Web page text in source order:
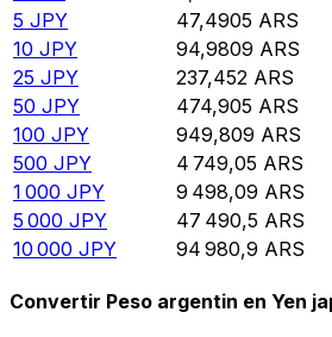
5 JPY 47,4905 ARS
10 JPY 94,9809 ARS
25 JPY 237,452 ARS
50 JPY 474,905 ARS
100 JPY 949,809 ARS
500 JPY 4 749,05 ARS
1 000 JPY 9 498,09 ARS
5 000 JPY 47 490,5 ARS
10 000 JPY 94 980,9 ARS
Convertir Peso argentin en Yen